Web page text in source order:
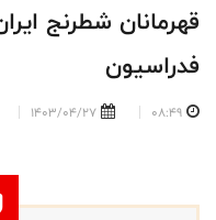
قهرمانان شطرنج
فدراسیون
08:49
1403/04/27